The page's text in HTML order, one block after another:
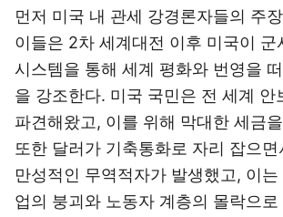
먼저 미국 내 관세 강경론자들의 주
이들은 2차 세계대전 이후 미국이 군
시스템을 통해 세계 평화와 번영을
을 강조한다. 미국 국민은 전 세계 안
파견해왔고, 이를 위해 막대한 세금
또한 달러가 기축통화로 자리 잡으
만성적인 무역적자가 발생했고, 이
업의 붕괴와 노동자 계층의 몰락으